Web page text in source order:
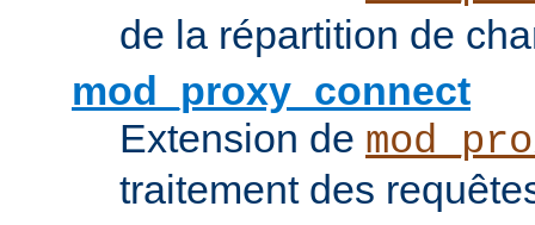
de la répartition de
mod_proxy_connect
Extension de
traitement des